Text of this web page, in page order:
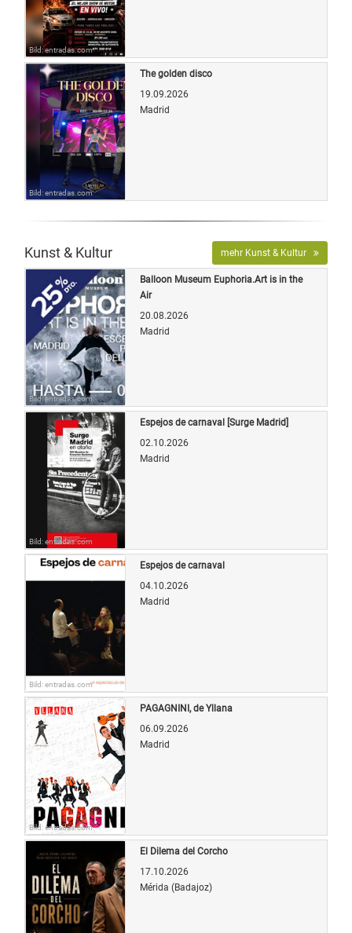
Bild: entradas.com
Bild: entradas.com
The golden disco
19.09.2026
Madrid
Kunst & Kultur mehr Kunst & Kultur
Bild: entradas.com
Balloon Museum Euphoria.Art is in the
Air
20.08.2026
Madrid
Bild: entradas.com
Espejos de carnaval [Surge Madrid]
02.10.2026
Madrid
Bild: entradas.com
Espejos de carnaval
04.10.2026
Madrid
Bild: entradas.com
PAGAGNINI, de Yllana
06.09.2026
Madrid
El Dilema del Corcho
17.10.2026
Mérida (Badajoz)